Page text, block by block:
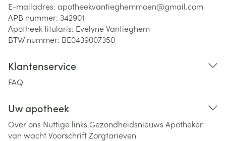
E-mailadres: apotheekvantieghemmoen@gmail.com
APB nummer: 342901
Apotheek titularis: Evelyne Vantieghem
BTW nummer: BE0439007350
Klantenservice
FAQ
Uw apotheek
Over ons Nuttige links Gezondheidsnieuws Apotheker
van wachtVoorschriftZorgtarieven